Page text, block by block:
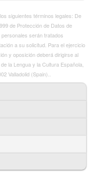
siguientes términos legales: De
de Protección de Datos de
serán tratados
a su solicitud. Para el ejercicio
y oposición deberá dirigirse al
la Lengua y la Cultura Española,
Valladolid (Spain)..